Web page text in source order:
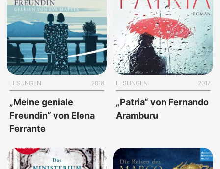
LESUNGEN 2018
„Meine geniale
Freundin“ von Elena
Ferrante
LESUNGEN 2017
„Patria“ von Fernando
Aramburu